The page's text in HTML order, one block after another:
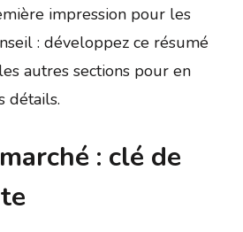
impression pour les
: développez ce résumé
autres sections pour en
détails.
: clé de